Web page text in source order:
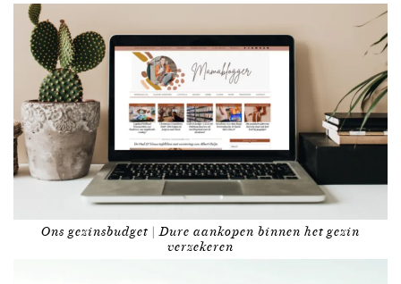
Ons gezinsbudget | Dure aankopen binnen het gezin
verzekeren